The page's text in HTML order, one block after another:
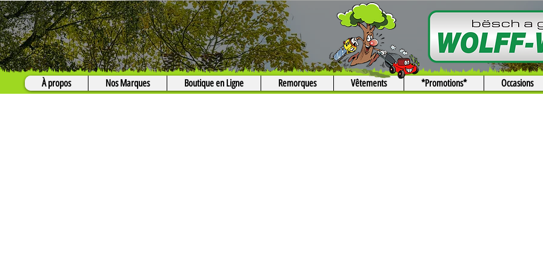
À propos Nos Marques Boutique en Ligne Remorques Vêtements *Promotions* Occasions